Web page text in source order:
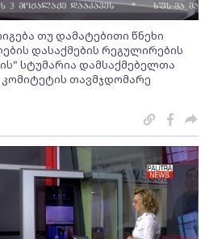
თუ დამატებითი წნეხი
დასაქმების რეგულირების
სტუმარია დამსაქმებელთა
თავმჯდომარე